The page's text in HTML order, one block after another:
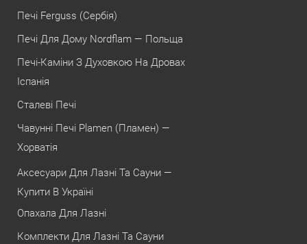
Печі Ferguss (Сербія)
Печі Для Дому Nordflam — Польща
Печі-Каміни З Духовкою На Дровах
Іспанія
Сталеві Печі
Чавунні Печі Plamen (Пламен) —
Хорватія
Аксесуари Для Лазні Та Сауни —
Купити В Україні
Опахала Для Лазні
Комплекти Для Лазні Та Сауни